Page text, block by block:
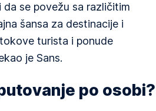
se povežu sa različitim
šansa za destinacije i
turista i ponude
je Sans.
po osobi?